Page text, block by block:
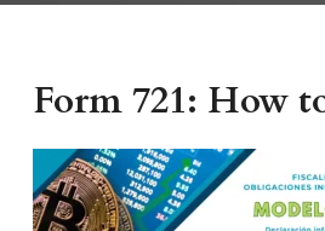
Form 721: How